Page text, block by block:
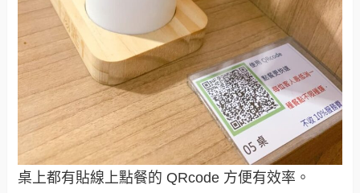
桌上都有貼線上點餐的 QRcode 方便有效率。